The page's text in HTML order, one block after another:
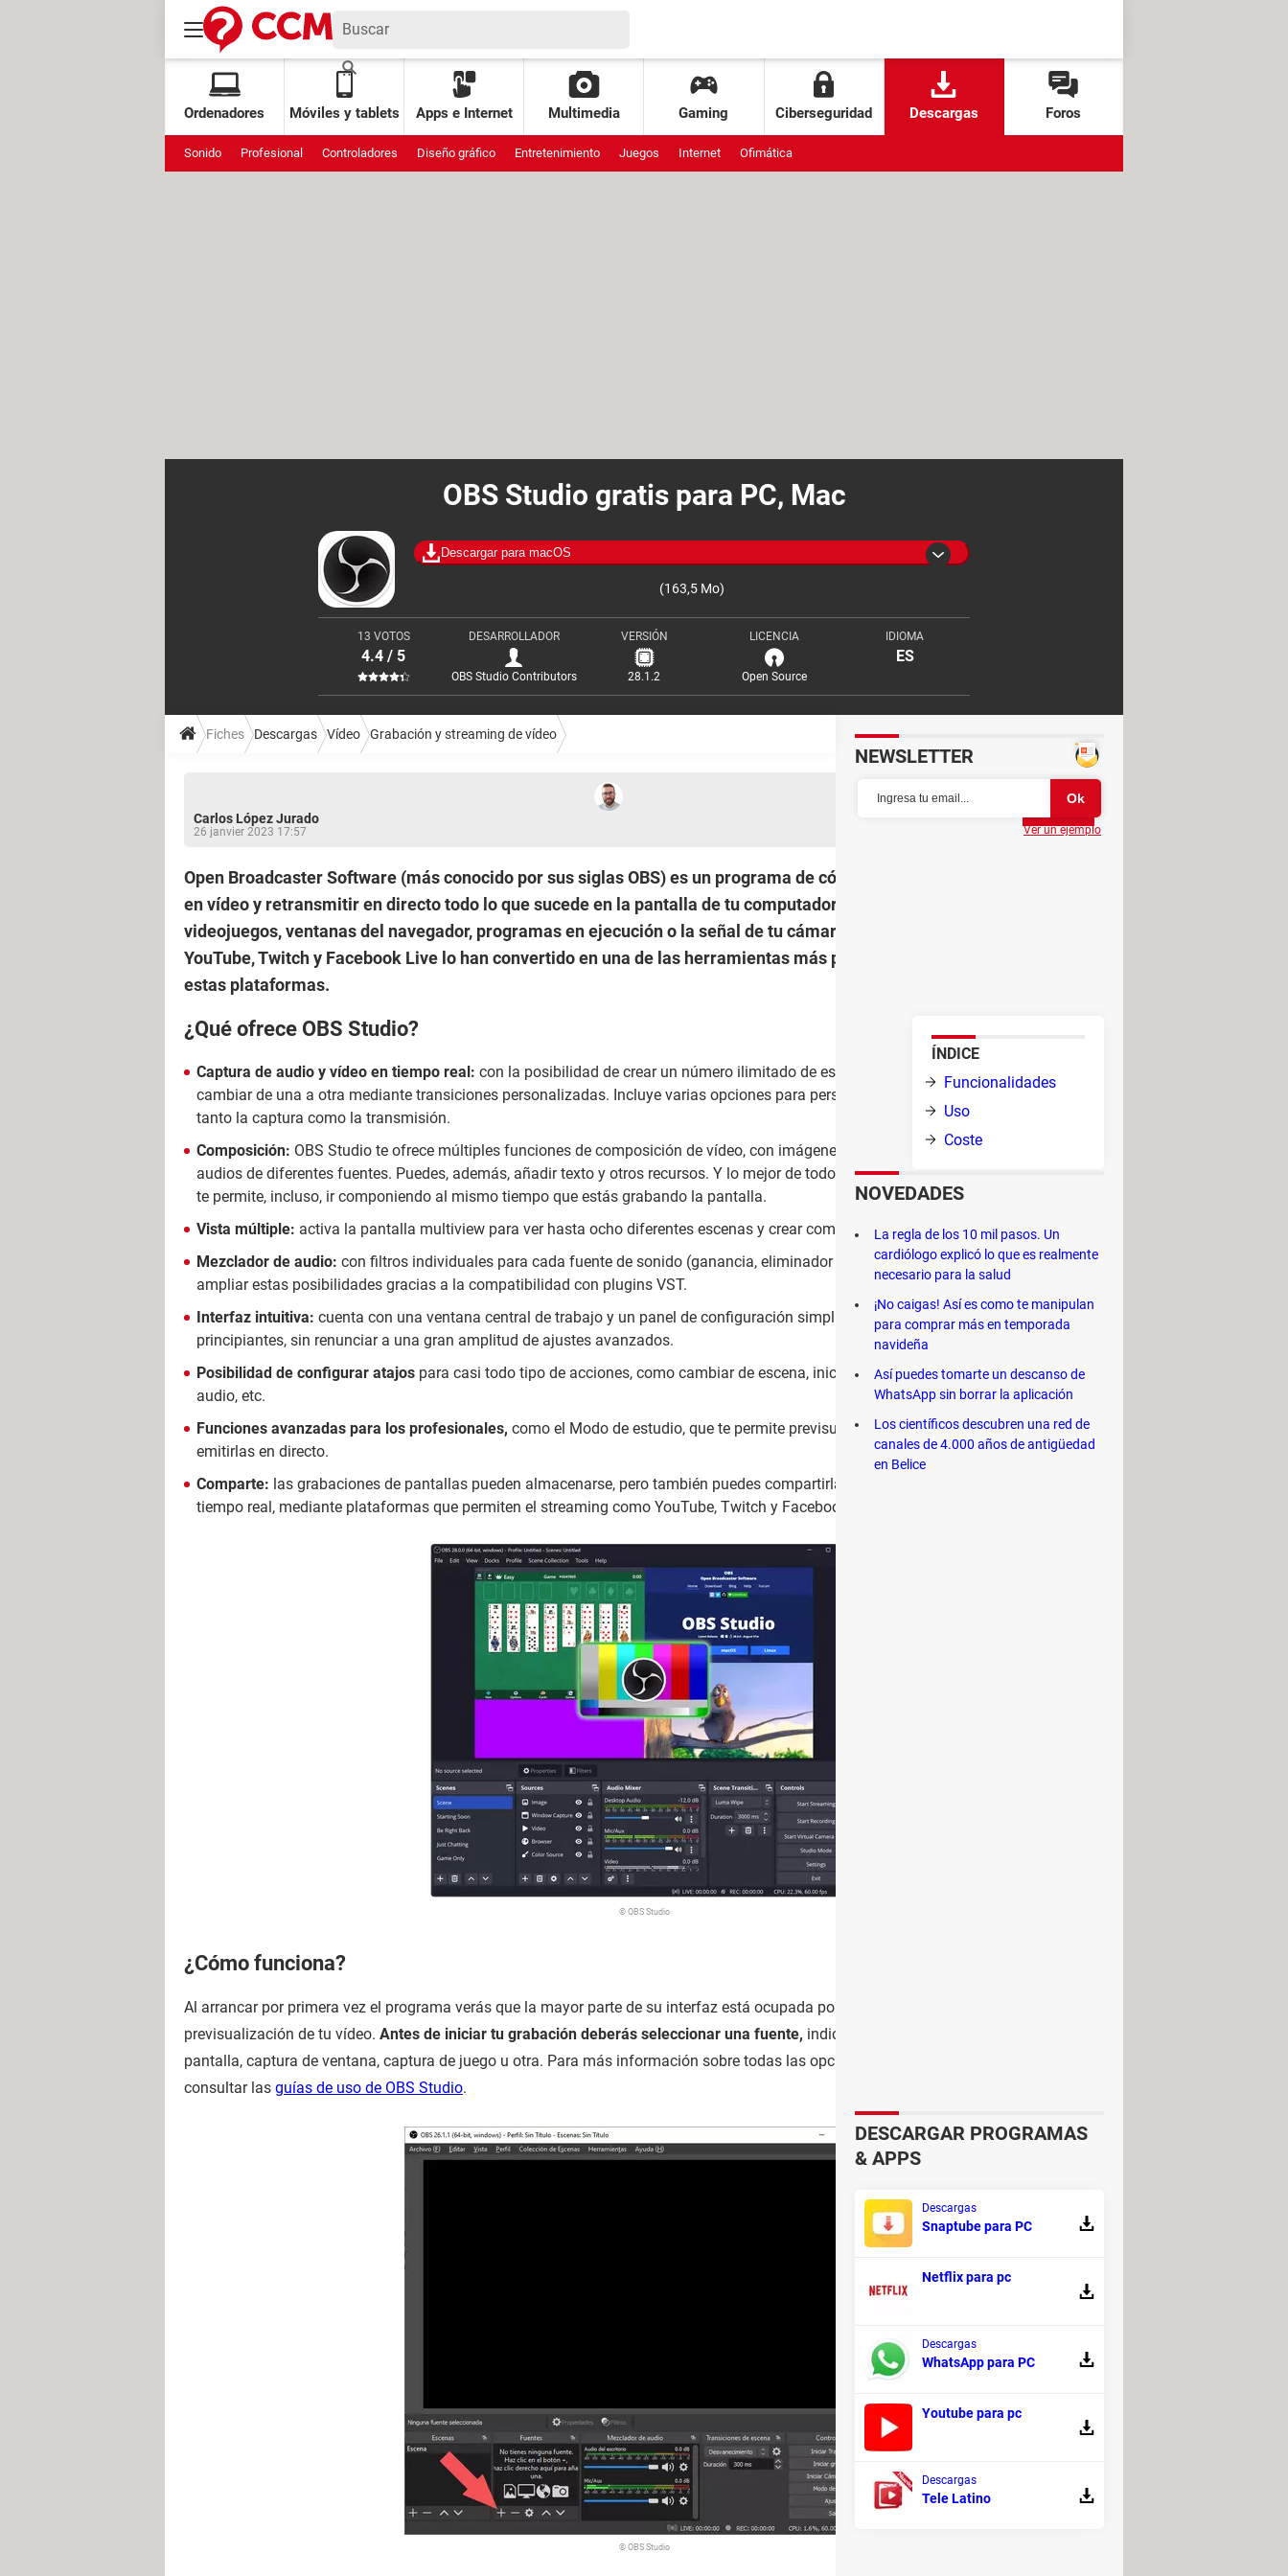
Ordenadores Móviles y tablets Apps e Internet Multimedia Gaming Ciberseguridad Descargas Foros
Sonido Profesional Controladores Diseño gráfico Entretenimiento Juegos Internet Ofimática
OBS Studio gratis para PC, Mac
Descargar para macOS
(163,5 Mo)
13 VOTOS
4.4 / 5
DESARROLLADOR
OBS Studio Contributors
VERSIÓN
28.1.2
LICENCIA
Open Source
IDIOMA
ES
Fiches Descargas Vídeo Grabación y streaming de vídeo
Carlos López Jurado
26 janvier 2023 17:57
Partager
Open Broadcaster Software (más conocido por sus siglas OBS) es un programa de código abierto que te permite grabar
en vídeo y retransmitir en directo todo lo que sucede en la pantalla de tu computadora, ya sean partidas de
videojuegos, ventanas del navegador, programas en ejecución o la señal de tu cámara web. Su compatibilidad con
YouTube, Twitch y Facebook Live lo han convertido en una de las herramientas más populares entre los streamers de
estas plataformas.
ÍNDICE
Funcionalidades
Uso
Coste
¿Qué ofrece OBS Studio?
Captura de audio y vídeo en tiempo real: con la posibilidad de crear un número ilimitado de escenas y
cambiar de una a otra mediante transiciones personalizadas. Incluye varias opciones para personalizar
tanto la captura como la transmisión.
Composición: OBS Studio te ofrece múltiples funciones de composición de vídeo, con imágenes y
audios de diferentes fuentes. Puedes, además, añadir texto y otros recursos. Y lo mejor de todo es que
te permite, incluso, ir componiendo al mismo tiempo que estás grabando la pantalla.
Vista múltiple: activa la pantalla multiview para ver hasta ocho diferentes escenas y crear composiciones o transiciones entre ellas.
Mezclador de audio: con filtros individuales para cada fuente de sonido (ganancia, eliminador de ruido, limitador…). Puedes, además,
ampliar estas posibilidades gracias a la compatibilidad con plugins VST.
Interfaz intuitiva: cuenta con una ventana central de trabajo y un panel de configuración simplificado para facilitar la tarea a los
principiantes, sin renunciar a una gran amplitud de ajustes avanzados.
Posibilidad de configurar atajos para casi todo tipo de acciones, como cambiar de escena, iniciar o detener la transmisión, silenciar el
audio, etc.
Funciones avanzadas para los profesionales, como el Modo de estudio, que te permite previsualizar tus escenas y ajustarlas antes de
emitirlas en directo.
Comparte: las grabaciones de pantallas pueden almacenarse, pero también puedes compartirlas en tus redes sociales, incluso en
tiempo real, mediante plataformas que permiten el streaming como YouTube, Twitch y Facebook Live.
© OBS Studio
¿Cómo funciona?
Al arrancar por primera vez el programa verás que la mayor parte de su interfaz está ocupada por una ventana negra, que es la
previsualización de tu vídeo. Antes de iniciar tu grabación deberás seleccionar una fuente, indicando si se trata de una captura de
pantalla, captura de ventana, captura de juego u otra. Para más información sobre todas las opciones de configuración, puedes
consultar las guías de uso de OBS Studio.
© OBS Studio
NEWSLETTER
Ver un ejemplo
NOVEDADES
La regla de los 10 mil pasos. Un
cardiólogo explicó lo que es realmente
necesario para la salud
¡No caigas! Así es como te manipulan
para comprar más en temporada
navideña
Así puedes tomarte un descanso de
WhatsApp sin borrar la aplicación
Los científicos descubren una red de
canales de 4.000 años de antigüedad
en Belice
DESCARGAR PROGRAMAS
& APPS
Descargas
Snaptube para PC
Netflix para pc
Descargas
WhatsApp para PC
Youtube para pc
Descargas
Tele Latino